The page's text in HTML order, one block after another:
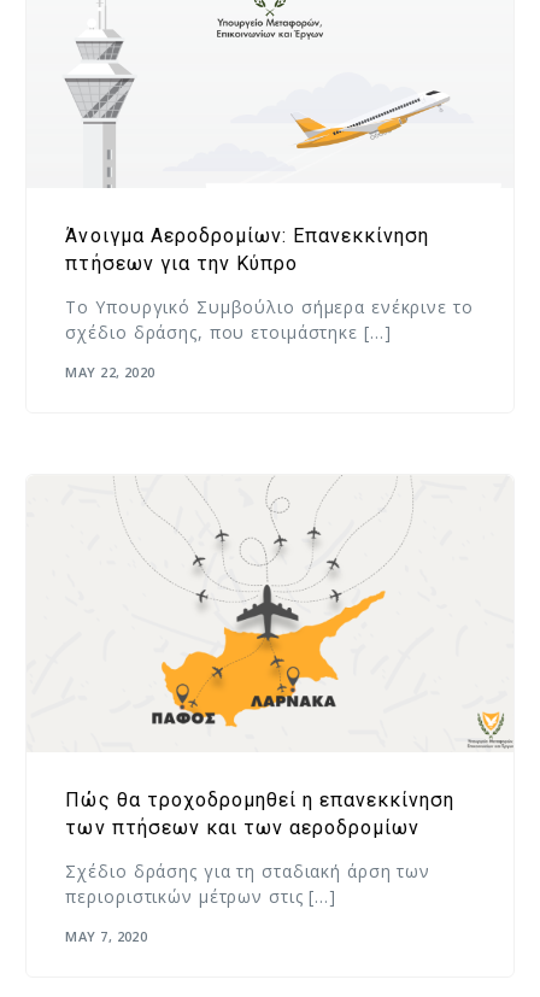
Άνοιγμα Αεροδρομίων: Επανεκκίνηση
πτήσεων για την Κύπρο
Το Υπουργικό Συμβούλιο σήμερα ενέκρινε το
σχέδιο δράσης, που ετοιμάστηκε […]
MAY 22, 2020
Πώς θα τροχοδρομηθεί η επανεκκίνηση
των πτήσεων και των αεροδρομίων
Σχέδιο δράσης για τη σταδιακή άρση των
περιοριστικών μέτρων στις […]
MAY 7, 2020